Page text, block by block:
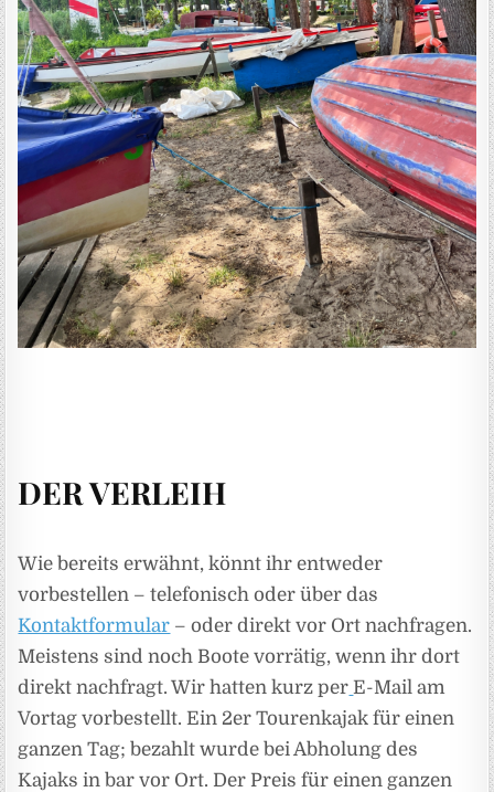
DER VERLEIH
Wie bereits erwähnt, könnt ihr entweder
vorbestellen – telefonisch oder über das
Kontaktformular – oder direkt vor Ort nachfragen.
Meistens sind noch Boote vorrätig, wenn ihr dort
direkt nachfragt. Wir hatten kurz per E-Mail am
Vortag vorbestellt. Ein 2er Tourenkajak für einen
ganzen Tag; bezahlt wurde bei Abholung des
Kajaks in bar vor Ort. Der Preis für einen ganzen